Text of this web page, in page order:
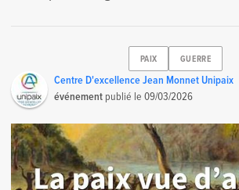
PAIX GUERRE
Centre D'excellence Jean Monnet Unipaix
événement publié le09/03/2026